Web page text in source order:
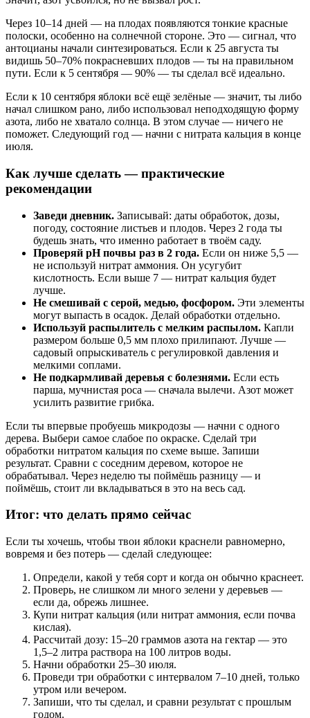
Через 10–14 дней — на плодах появляются тонкие красные
полоски, особенно на солнечной стороне. Это — сигнал, что
антоцианы начали синтезироваться. Если к 25 августа ты
видишь 50–70% покрасневших плодов — ты на правильном
пути. Если к 5 сентября — 90% — ты сделал всё идеально.
Если к 10 сентября яблоки всё ещё зелёные — значит, ты либо
начал слишком рано, либо использовал неподходящую форму
азота, либо не хватало солнца. В этом случае — ничего не
поможет. Следующий год — начни с нитрата кальция в конце
июля.
Как лучше сделать — практические
рекомендации
Заведи дневник. Записывай: даты обработок, дозы,
погоду, состояние листьев и плодов. Через 2 года ты
будешь знать, что именно работает в твоём саду.
Проверяй pH почвы раз в 2 года. Если он ниже 5,5 —
не используй нитрат аммония. Он усугубит
кислотность. Если выше 7 — нитрат кальция будет
лучше.
Не смешивай с серой, медью, фосфором. Эти элементы
могут выпасть в осадок. Делай обработки отдельно.
Используй распылитель с мелким распылом. Капли
размером больше 0,5 мм плохо прилипают. Лучше —
садовый опрыскиватель с регулировкой давления и
мелкими соплами.
Не подкармливай деревья с болезнями. Если есть
парша, мучнистая роса — сначала вылечи. Азот может
усилить развитие грибка.
Если ты впервые пробуешь микродозы — начни с одного
дерева. Выбери самое слабое по окраске. Сделай три
обработки нитратом кальция по схеме выше. Запиши
результат. Сравни с соседним деревом, которое не
обрабатывал. Через неделю ты поймёшь разницу — и
поймёшь, стоит ли вкладываться в это на весь сад.
Итог: что делать прямо сейчас
Если ты хочешь, чтобы твои яблоки краснели равномерно,
вовремя и без потерь — сделай следующее:
Определи, какой у тебя сорт и когда он обычно краснеет.
Проверь, не слишком ли много зелени у деревьев —
если да, обрежь лишнее.
Купи нитрат кальция (или нитрат аммония, если почва
кислая).
Рассчитай дозу: 15–20 граммов азота на гектар — это
1,5–2 литра раствора на 100 литров воды.
Начни обработки 25–30 июля.
Проведи три обработки с интервалом 7–10 дней, только
утром или вечером.
Запиши, что ты сделал, и сравни результат с прошлым
годом.